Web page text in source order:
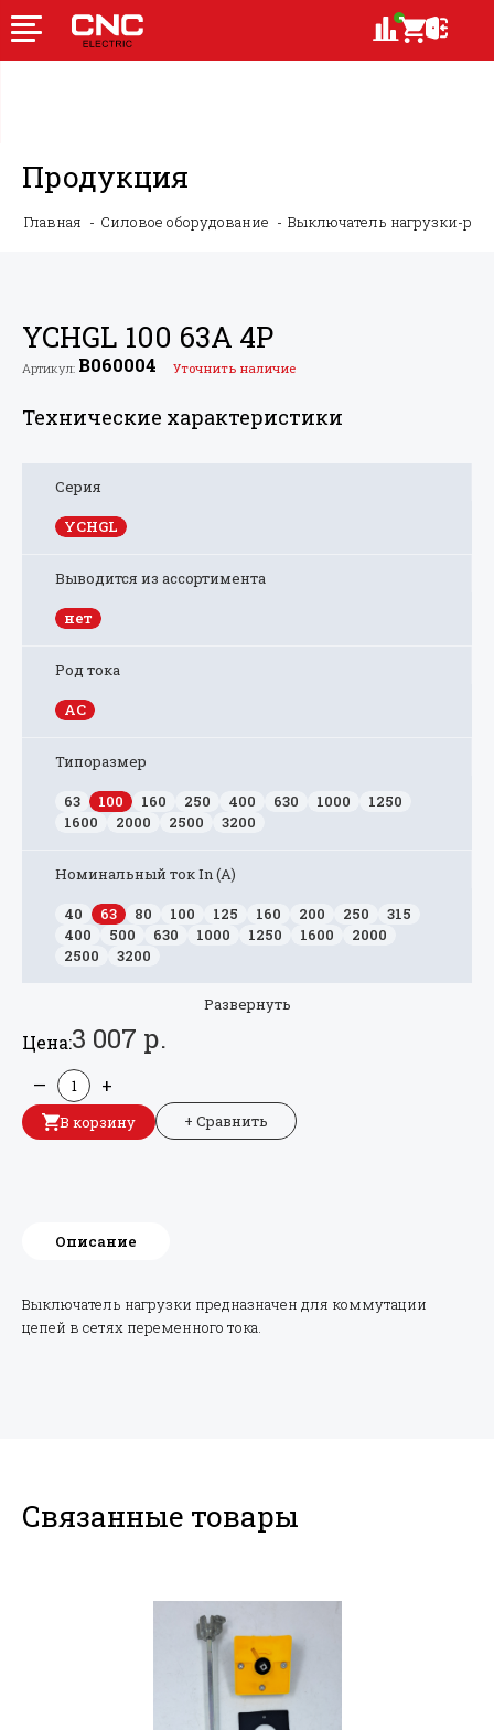
Продукция
Главная Силовое оборудование Выключатель нагрузки-
YCHGL 100 63A 4P
Артикул: B060004 Уточнить наличие
Технические характеристики
Развернуть
Серия
YCHGL
Выводится из ассортимента
нет
Род тока
AC
Типоразмер
63
100 160 250 400 630 1000
1250
1600
2000 2500 3200
Номинальный ток In (А)
40
63 80 100 125 160 200 250
315
400
500 630 1000 1250 1600
2000
2500
3200
Цена:3 007 р.
— +
В корзину + Сравнить
Описание
Выключатель нагрузки предназначен для коммутации
цепей в сетях переменного тока.
Связанные товары